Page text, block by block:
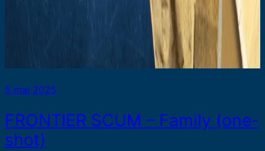
5 mai 2025
FRONTIER SCUM – Family (one-
shot)